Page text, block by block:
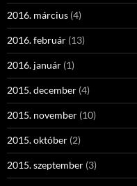
2016. március (4)
2016. február (13)
2016. január (1)
2015. december (4)
2015. november (10)
2015. október (2)
2015. szeptember (3)